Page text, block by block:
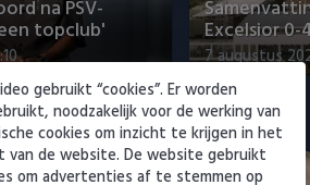
na PSV-
topclub' Excelsior 0-
7 augustus
gebruikt “cookies”. Er worden
noodzakelijk voor de werking van
cookies om inzicht te krijgen in het
de website. De website gebruikt
om advertenties af te stemmen op